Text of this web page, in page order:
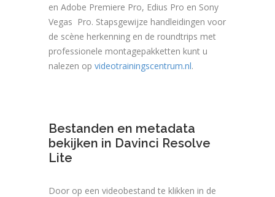
en Adobe Premiere Pro, Edius Pro en Sony
Vegas Pro. Stapsgewijze handleidingen voor
de scène herkenning en de roundtrips met
professionele montagepakketten kunt u
nalezen op videotrainingscentrum.nl.
Bestanden en metadata
bekijken in Davinci Resolve
Lite
Door op een videobestand te klikken in de